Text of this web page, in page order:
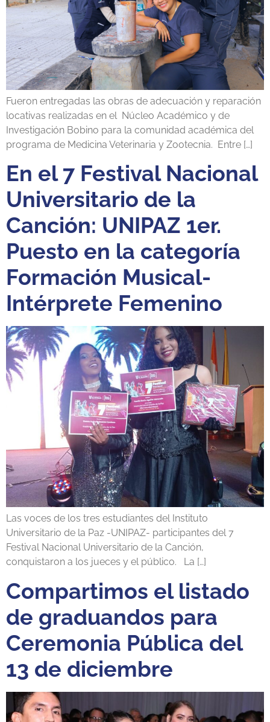
Fueron entregadas las obras de adecuación y reparación
locativas realizadas en el Núcleo Académico y de
Investigación Bobino para la comunidad académica del
programa de Medicina Veterinaria y Zootecnia. Entre […]
En el 7 Festival Nacional
Universitario de la
Canción: UNIPAZ 1er.
Puesto en la categoría
Formación Musical-
Intérprete Femenino
Las voces de los tres estudiantes del Instituto
Universitario de la Paz -UNIPAZ- participantes del 7
Festival Nacional Universitario de la Canción,
conquistaron a los jueces y el público. La […]
Compartimos el listado
de graduandos para
Ceremonia Pública del
13 de diciembre